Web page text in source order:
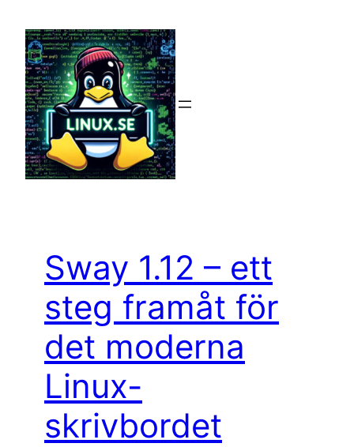
innehåll
Sway 1.12 – ett
steg framåt för
det moderna
Linux-
skrivbordet